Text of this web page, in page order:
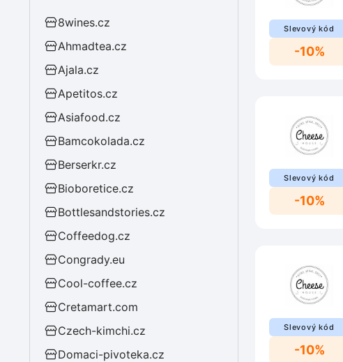
8wines.cz
Ahmadtea.cz
Ajala.cz
Apetitos.cz
Asiafood.cz
Bamcokolada.cz
Berserkr.cz
Bioboretice.cz
Bottlesandstories.cz
Coffeedog.cz
Congrady.eu
Cool-coffee.cz
Cretamart.com
Czech-kimchi.cz
Domaci-pivoteka.cz
Slevový kód
-10%
Slevový kód
-10%
Slevový kód
-10%